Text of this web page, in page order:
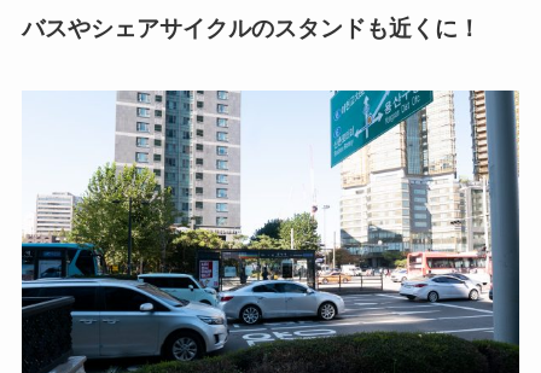
バスやシェアサイクルのスタンドも近くに！